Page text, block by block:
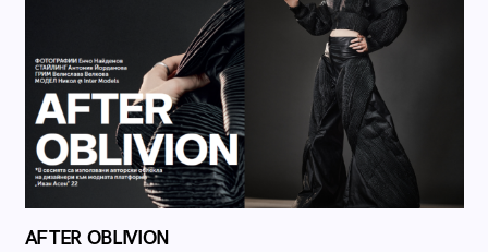
AFTER OBLIVION